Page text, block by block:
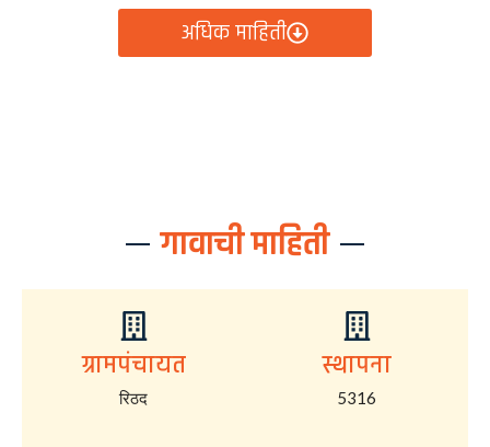
अधिक माहिती
गावाची माहिती
ग्रामपंचायत
रिठद
स्थापना
5316